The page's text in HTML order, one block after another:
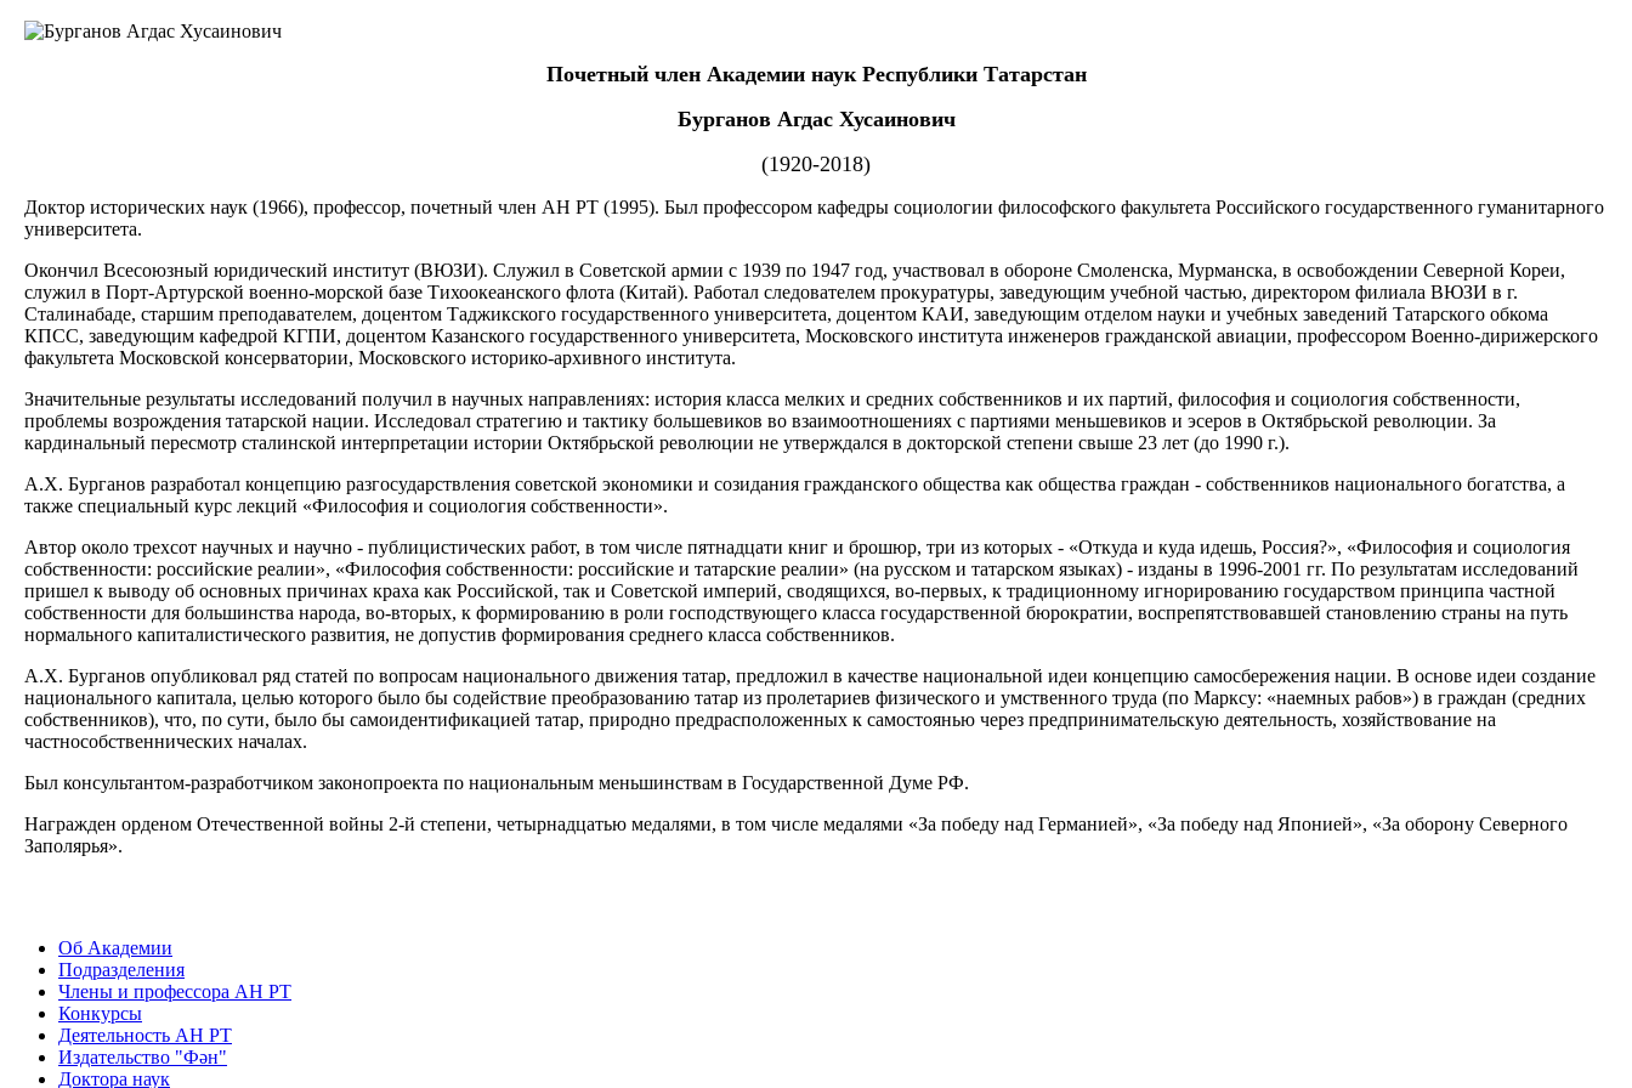
Почетный член Академии наук Республики Татарстан
Бурганов Агдас Хусаинович
(1920-2018)
Доктор исторических наук (1966), профессор, почетный член АН РТ (1995). Был профессором кафедры социологии философского факультета Российского государственного гуманитарного
университета.
Окончил Всесоюзный юридический институт (ВЮЗИ). Служил в Советской армии с 1939 по 1947 год, участвовал в обороне Смоленска, Мурманска, в освобождении Северной Кореи,
служил в Порт-Артурской военно-морской базе Тихоокеанского флота (Китай). Работал следователем прокуратуры, заведующим учебной частью, директором филиала ВЮЗИ в г.
Сталинабаде, старшим преподавателем, доцентом Таджикского государственного университета, доцентом КАИ, заведующим отделом науки и учебных заведений Татарского обкома
КПСС, заведующим кафедрой КГПИ, доцентом Казанского государственного университета, Московского института инженеров гражданской авиации, профессором Военно-дирижерского
факультета Московской консерватории, Московского историко-архивного института.
Значительные результаты исследований получил в научных направлениях: история класса мелких и средних собственников и их партий, философия и социология собственности,
проблемы возрождения татарской нации. Исследовал стратегию и тактику большевиков во взаимоотношениях с партиями меньшевиков и эсеров в Октябрьской революции. За
кардинальный пересмотр сталинской интерпретации истории Октябрьской революции не утверждался в докторской степени свыше 23 лет (до 1990 г.).
А.Х. Бурганов разработал концепцию разгосударствления советской экономики и созидания гражданского общества как общества граждан - собственников национального богатства, а
также специальный курс лекций «Философия и социология собственности».
Автор около трехсот научных и научно - публицистических работ, в том числе пятнадцати книг и брошюр, три из которых - «Откуда и куда идешь, Россия?», «Философия и социология
собственности: российские реалии», «Философия собственности: российские и татарские реалии» (на русском и татарском языках) - изданы в 1996-2001 гг. По результатам исследований
пришел к выводу об основных причинах краха как Российской, так и Советской империй, сводящихся, во-первых, к традиционному игнорированию государством принципа частной
собственности для большинства народа, во-вторых, к формированию в роли господствующего класса государственной бюрократии, воспрепятствовавшей становлению страны на путь
нормального капиталистического развития, не допустив формирования среднего класса собственников.
А.Х. Бурганов опубликовал ряд статей по вопросам национального движения татар, предложил в качестве национальной идеи концепцию самосбережения нации. В основе идеи создание
национального капитала, целью которого было бы содействие преобразованию татар из пролетариев физического и умственного труда (по Марксу: «наемных рабов») в граждан (средних
собственников), что, по сути, было бы самоидентификацией татар, природно предрасположенных к самостоянью через предпринимательскую деятельность, хозяйствование на
частнособственнических началах.
Был консультантом-разработчиком законопроекта по национальным меньшинствам в Государственной Думе РФ.
Награжден орденом Отечественной войны 2-й степени, четырнадцатью медалями, в том числе медалями «За победу над Германией», «За победу над Японией», «За оборону Северного
Заполярья».
Об Академии
Подразделения
Члены и профессора АН РТ
Конкурсы
Деятельность АН РТ
Издательство "Фән"
Доктора наук